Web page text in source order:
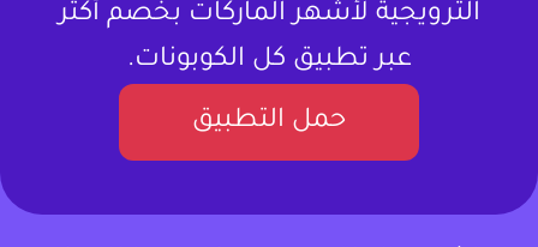
الترويجية لأشهر الماركات بخصم أكثر
عبر تطبيق كل الكوبونات.
حمل التطبيق